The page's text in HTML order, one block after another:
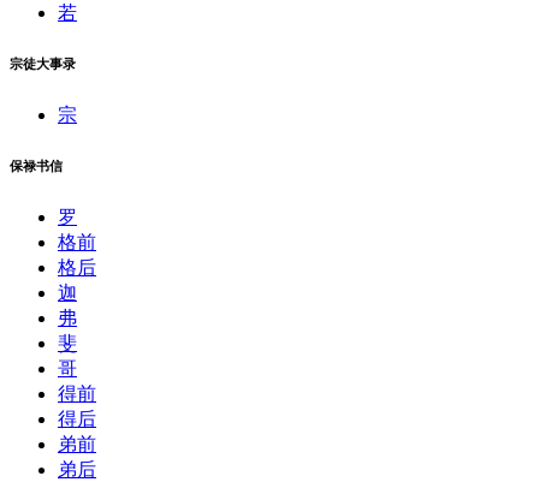
若
宗徒大事录
宗
保禄书信
罗
格前
格后
迦
弗
斐
哥
得前
得后
弟前
弟后